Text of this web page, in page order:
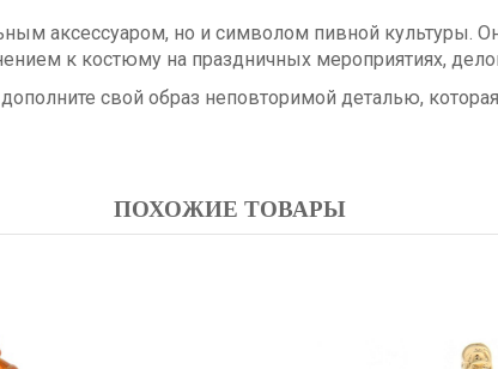
аксессуаром, но и символом пивной культуры.
к костюму на праздничных мероприятиях,
свой образ неповторимой деталью,
ПОХОЖИЕ ТОВАРЫ